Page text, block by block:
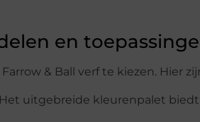
en
& Ball verf te kiezen. Hier
uitgebreide kleurenpalet